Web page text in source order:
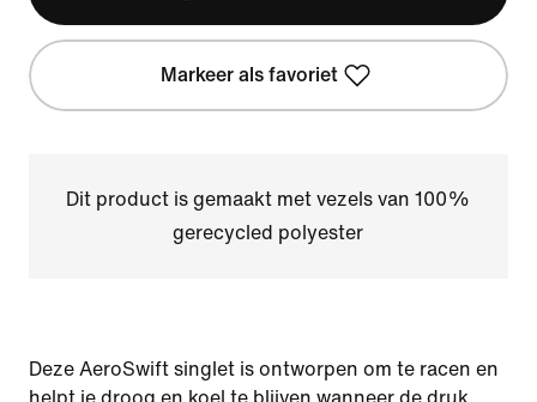
Markeer als favoriet
Dit product is gemaakt met vezels van 100%
gerecycled polyester
Deze AeroSwift singlet is ontworpen om te racen en
helpt je droog en koel te blijven wanneer de druk